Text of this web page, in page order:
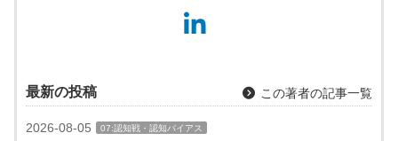
最新の投稿 この著者の記事一覧
2026-08-05 07:認知戦・認知バイアス